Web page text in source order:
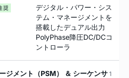
奨
デジタル・パワー・シス
テム・マネージメントを
搭載したデュアル出力
PolyPhase降圧DC/DCコ
ントローラ
ジメント（PSM） ＆ シーケンサ 1